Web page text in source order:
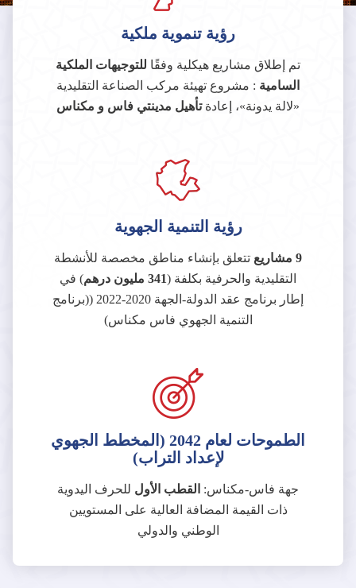
رؤية تنموية ملكية
تم إطلاق مشاريع هيكلية وفقًا للتوجيهات الملكية
السامية : مشروع تهيئة مركب الصناعة التقليدية
«لالة يدونة»، إعادةتأهيل مدينتي فاس و مكناس
رؤية التنمية الجهوية
9 مشاريع
تتعلق بإنشاء مناطق مخصصة للأنشطة
التقليدية والحرفية بكلفة (341 مليون درهم
) في
إطار برنامج عقد الدولة-الجهة 2020-2022 ((برنامج
التنمية الجهوي فاس مكناس)
الطموحات لعام 2042 (المخطط الجهوي
لإعداد التراب)
جهة فاس-مكناس: القطب الأول للحرف اليدوية
ذات القيمة المضافة العالية على المستويين
الوطني والدولي